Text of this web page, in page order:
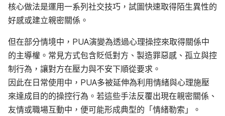
核心做法是運用一系列社交技巧，試圖快速取得陌生異性的
好感或建立親密關係。
但在部分情境中，PUA演變為透過心理操控來取得關係中
的主導權。常見方式包含貶低對方、製造罪惡感、孤立與控
制行為，讓對方在壓力與不安下順從要求。
因此在日常使用中，PUA多被延伸為利用情緒與心理施壓
來達成目的的操控行為。若這些手法反覆出現在親密關係、
友情或職場互動中，便可能形成典型的「情緒勒索」。